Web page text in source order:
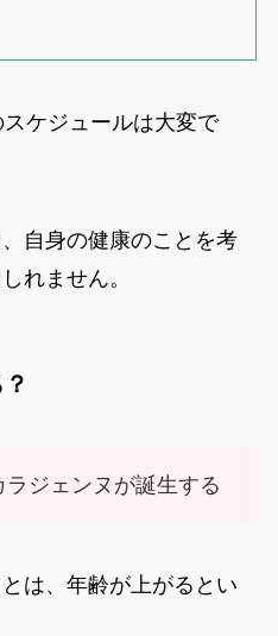
ケジュールは大変で
自身の健康のことを考
れません。
ジェンヌが誕生する
は、年齢が上がるとい